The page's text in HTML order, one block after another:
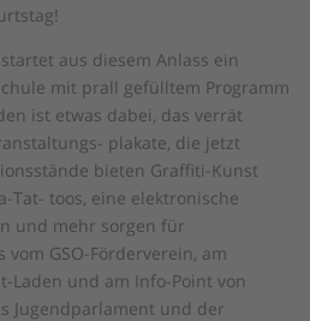
aus diesem Anlass ein
mit prall gefülltem Programm
ist etwas dabei, das verrät
plakate, die jetzt
bieten Graffiti-Kunst
Tat- toos, eine elektronische
und mehr sorgen für
GSO-Förderverein, am
Laden und am Info-Point von
Jugendparlament und der